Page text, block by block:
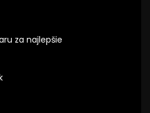
za najlepšie